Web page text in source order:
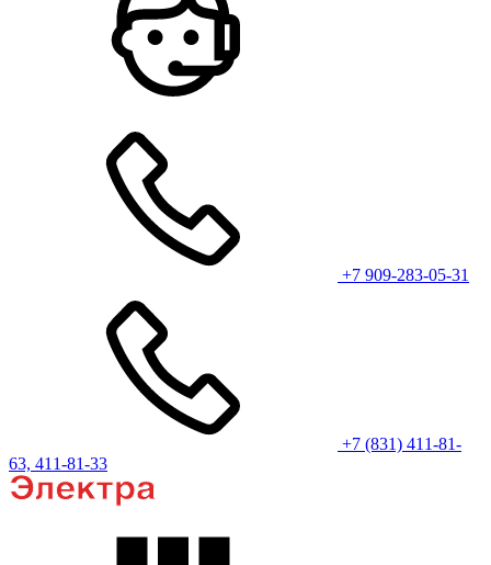
+7 909-283-05-31
+7 (831) 411-81-
63, 411-81-33